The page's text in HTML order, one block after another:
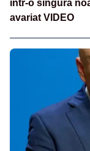
într-o singură
avariat VIDEO